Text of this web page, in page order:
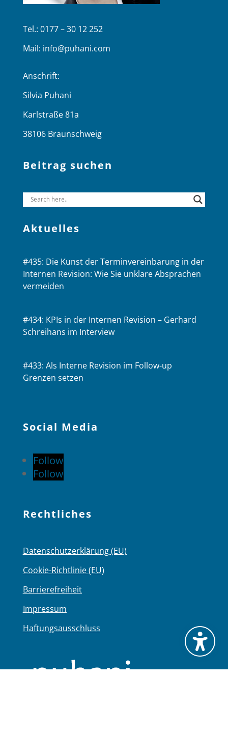
Tel.: 0177 – 30 12 252
Mail: info@puhani.com
Anschrift:
Silvia Puhani
Karlstraße 81a
38106 Braunschweig
Beitrag suchen
Aktuelles
#435: Die Kunst der Terminvereinbarung in der
Internen Revision: Wie Sie unklare Absprachen
vermeiden
#434: KPIs in der Internen Revision – Gerhard
Schreihans im Interview
#433: Als Interne Revision im Follow-up
Grenzen setzen
Social Media
Follow
Follow
Rechtliches
Datenschutzerklärung (EU)
Cookie-Richtlinie (EU)
Barrierefreiheit
Impressum
Haftungsausschluss